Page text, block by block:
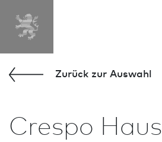
Zurück zur Aus­wahl
Crespo Haus